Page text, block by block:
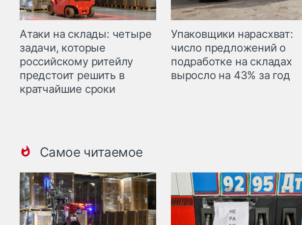
Атаки на склады: четыре
задачи, которые
российскому ритейлу
предстоит решить в
кратчайшие сроки
Упаковщики нарасхват:
число предложений о
подработке на складах
выросло на 43% за год
Самое читаемое